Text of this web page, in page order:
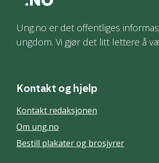
Ung.no er det offentliges
ungdom. Vi gjør det litt lettere å
Kontakt og hjelp
Kontakt redaksjonen
Om ung.no
Bestill plakater og brosjyrer